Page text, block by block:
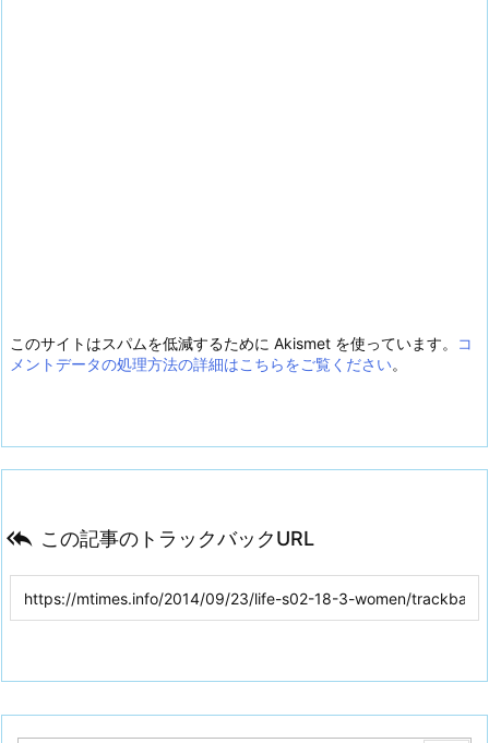
このサイトはスパムを低減するために Akismet を使っています。
コ
メントデータの処理方法の詳細はこちらをご覧ください。
 この記事のトラックバックURL